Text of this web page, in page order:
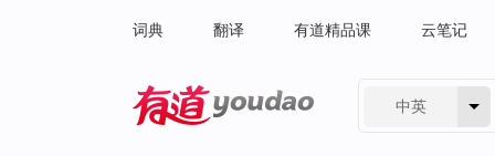
词典 翻译 有道精品课 云笔记
中英